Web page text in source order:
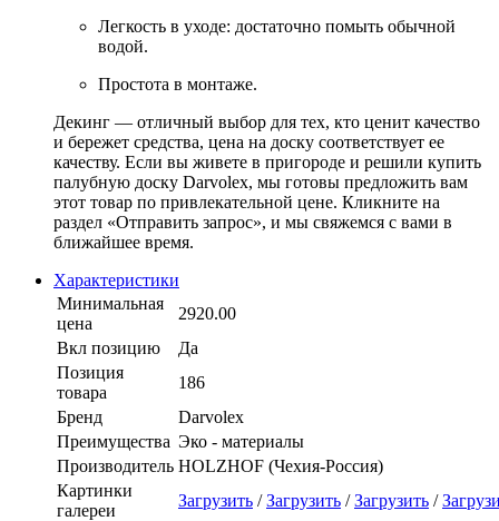
Легкость в уходе: достаточно помыть обычной
водой.
Простота в монтаже.
Декинг — отличный выбор для тех, кто ценит качество
и бережет средства, цена на доску соответствует ее
качеству. Если вы живете в пригороде и решили купить
палубную доску Darvolex, мы готовы предложить вам
этот товар по привлекательной цене. Кликните на
раздел «Отправить запрос», и мы свяжемся с вами в
ближайшее время.
Характеристики
Минимальная
цена
2920.00
Вкл позицию
Да
Позиция
товара
186
Бренд
Darvolex
Преимущества Эко - материалы
Производитель HOLZHOF (Чехия-Россия)
Картинки
галереи
Загрузить /Загрузить /Загрузить /